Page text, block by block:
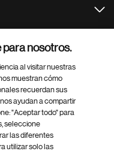
para nosotros.
al visitar nuestras
muestran cómo
recuerdan sus
ayudan a compartir
"Aceptar todo" para
seleccione
las diferentes
utilizar solo las